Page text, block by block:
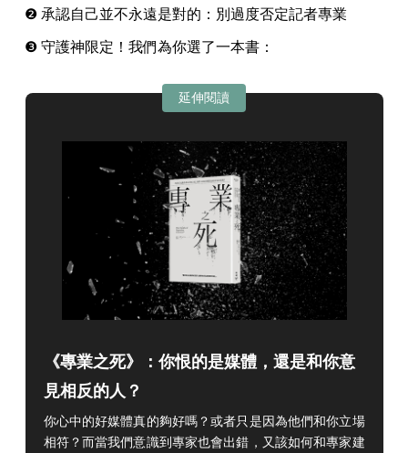
❷ 承認自己並不永遠是對的：別過度否定記者專業
❸ 守護神限定！我們為你選了一本書：
延伸閱讀
《專業之死》：你恨的是媒體，還是和你意
見相反的人？
你心中的好媒體真的夠好嗎？或者只是因為他們和你立場
相符？ 而當我們意識到專家也會出錯，又該如何和專家建